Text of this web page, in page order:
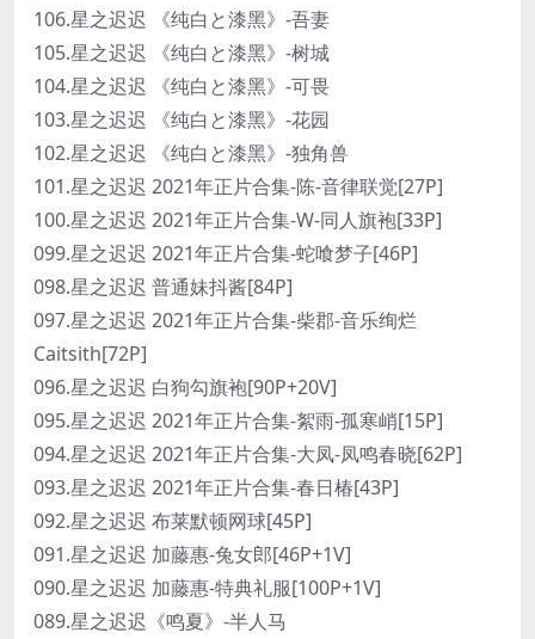
106.星之迟迟 《纯白と漆黑》-吾妻
105.星之迟迟 《纯白と漆黑》-树城
104.星之迟迟 《纯白と漆黑》-可畏
103.星之迟迟 《纯白と漆黑》-花园
102.星之迟迟 《纯白と漆黑》-独角兽
101.星之迟迟 2021年正片合集-陈-音律联觉[27P]
100.星之迟迟 2021年正片合集-W-同人旗袍[33P]
099.星之迟迟 2021年正片合集-蛇喰梦子[46P]
098.星之迟迟 普通妹抖酱[84P]
097.星之迟迟 2021年正片合集-柴郡-音乐绚烂
Caitsith[72P]
096.星之迟迟 白狗勾旗袍[90P+20V]
095.星之迟迟 2021年正片合集-絮雨-孤寒峭[15P]
094.星之迟迟 2021年正片合集-大凤-凤鸣春晓[62P]
093.星之迟迟 2021年正片合集-春日椿[43P]
092.星之迟迟 布莱默顿网球[45P]
091.星之迟迟 加藤惠-兔女郎[46P+1V]
090.星之迟迟 加藤惠-特典礼服[100P+1V]
089.星之迟迟《鸣夏》-半人马